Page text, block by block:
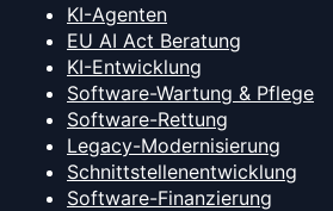
KI-Agenten
EU AI Act Beratung
KI-Entwicklung
Software-Wartung & Pflege
Software-Rettung
Legacy-Modernisierung
Schnittstellenentwicklung
Software-Finanzierung